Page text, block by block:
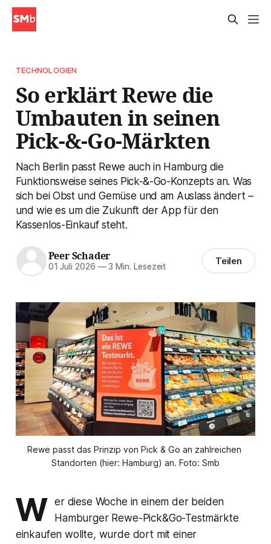
TECHNOLOGIEN
So erklärt Rewe die
Umbauten in seinen
Pick-&-Go-Märkten
Nach Berlin passt Rewe auch in Hamburg die
Funktionsweise seines Pick-&-Go-Konzepts an. Was
sich bei Obst und Gemüse und am Auslass ändert –
und wie es um die Zukunft der App für den
Kassenlos-Einkauf steht.
Peer Schader
01 Juli 2026 —3 Min. Lesezeit Teilen
Rewe passt das Prinzip von Pick & Go an zahlreichen
Standorten (hier: Hamburg) an. Foto: Smb
W er diese Woche in einem der beiden
Hamburger Rewe-Pick&Go-Testmärkte
einkaufen wollte, wurde dort mit einer